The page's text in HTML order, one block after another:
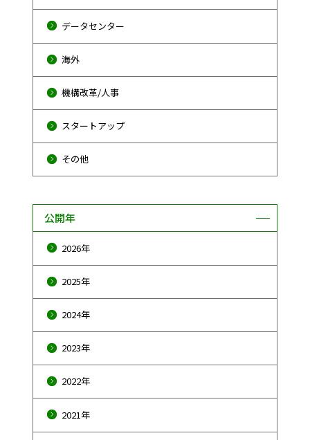
データセンター
海外
機構改革/人事
スタートアップ
その他
公開年
2026年
2025年
2024年
2023年
2022年
2021年